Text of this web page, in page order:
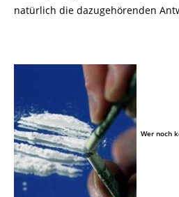
natürlich die dazugehörenden
Wer noch